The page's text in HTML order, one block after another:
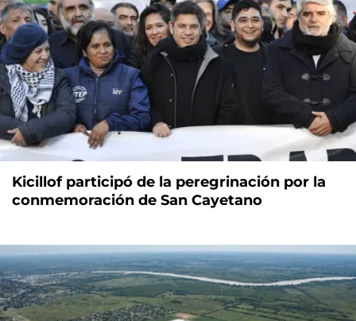
Kicillof participó de la peregrinación por la
conmemoración de San Cayetano